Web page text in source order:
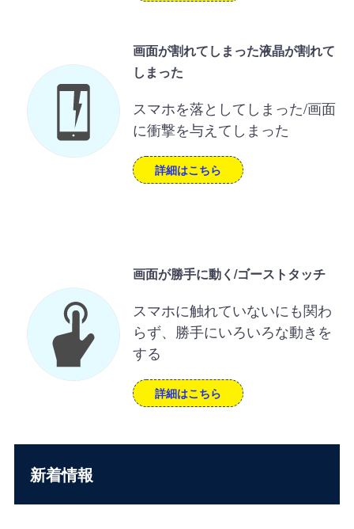
画面が割れてしまった液晶が割れて
しまった
スマホを落としてしまった/画面
に衝撃を与えてしまった
詳細はこちら
画面が勝手に動く/ゴーストタッチ
スマホに触れていないにも関わ
らず、勝手にいろいろな動きを
する
詳細はこちら
新着情報